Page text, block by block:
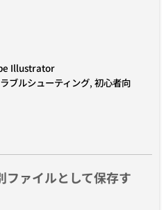
Illustrator
ラブルシューティング, 初心者向
ファイルとして保存す